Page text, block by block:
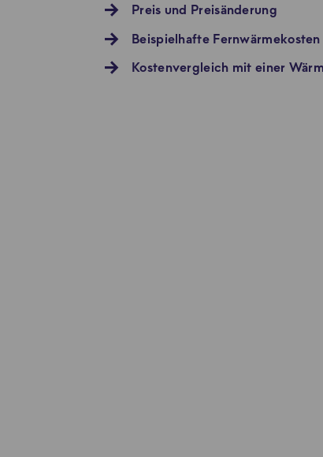
Preis und Preisänderung
Beispielhafte Fernwärmekosten
Kostenvergleich mit einer